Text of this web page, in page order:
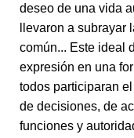
deseo de una vida
llevaron a
común... Este ideal
expresión en una
todos participaran
de decisiones, de
funciones y